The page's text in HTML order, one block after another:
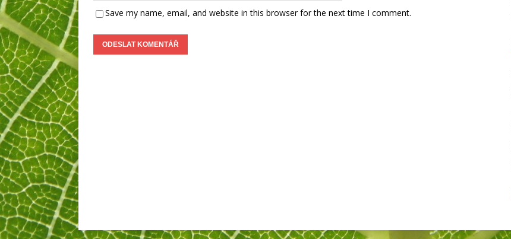
Save my name, email, and website in this browser for the next time I comment.